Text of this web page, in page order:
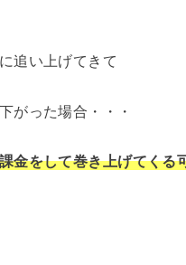
追い上げてきて
がった場合・・・
金をして巻き上げてくる